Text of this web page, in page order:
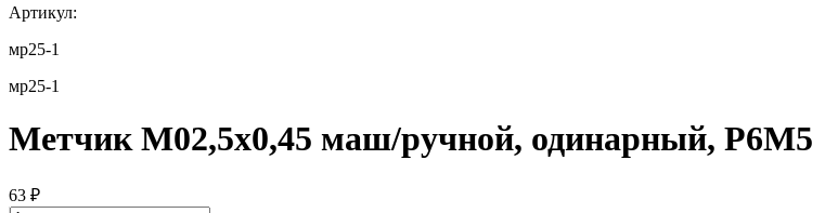
Артикул:
мр25-1
мр25-1
Метчик М02,5х0,45 маш/ручной, одинарный, Р6М5
63 ₽